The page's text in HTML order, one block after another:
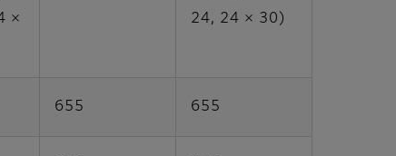
×
24, 24 × 30)
655 655